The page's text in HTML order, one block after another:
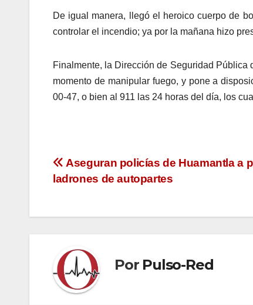
De igual manera, llegó el heroico cuerpo de
controlar el incendio; ya por la mañana hizo
Finalmente, la Dirección de Seguridad Pública
momento de manipular fuego, y pone a
00-47, o bien al 911 las 24 horas del día, los
Navegación
entradas
Aseguran policías de Huamantla a
ladrones de autopartes
Por Pulso-Red